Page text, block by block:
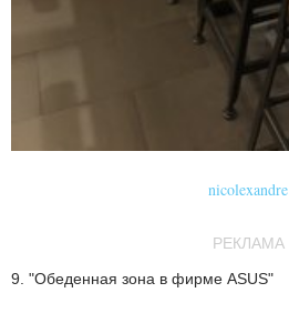
nicolexandre
РЕКЛАМА
9. "Обеденная зона в фирме ASUS"